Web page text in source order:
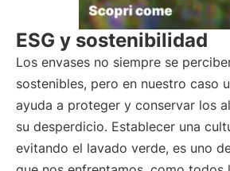
ESG y sostenibilidad
Los envases no siempre se
sostenibles, pero en nuestro caso
ayuda a proteger y conservar los
su desperdicio. Establecer una
evitando el lavado verde, es uno